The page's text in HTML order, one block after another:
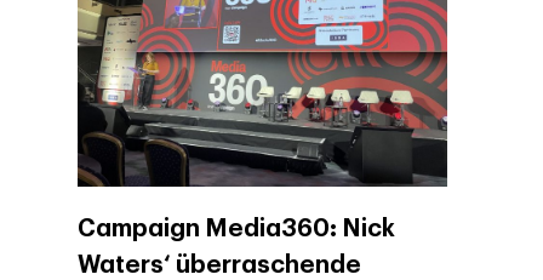
Campaign Media360: Nick
Waters‘ überraschende